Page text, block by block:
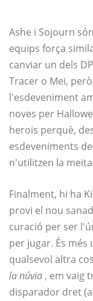
Ashe i Sojourn
equips força
canviar un dels
Tracer o Mei,
l'esdeveniment
noves per
herois perquè,
esdeveniments
n'utilitzen la
Finalment, hi ha
provi el nou
curació per ser
per jugar. És
qualsevol altra
la núvia , em vaig
disparador dret